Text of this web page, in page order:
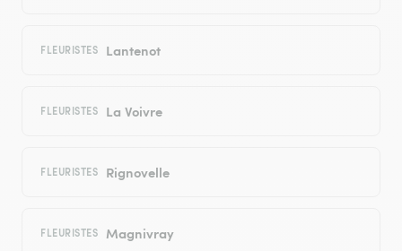
FLEURISTES Lantenot
FLEURISTES La Voivre
FLEURISTES Rignovelle
FLEURISTES Magnivray